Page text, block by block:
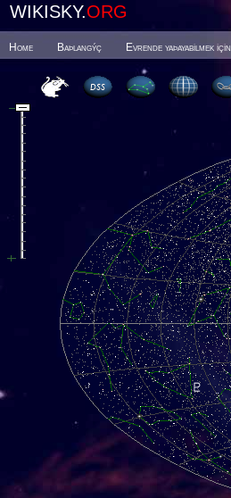
WIKISKY.ORG
Home Baþlangýç Evrende yaþayabilmek için